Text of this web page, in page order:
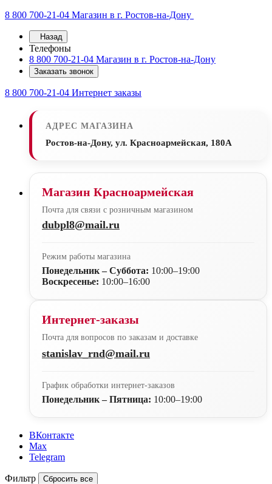
8 800 700-21-04 Магазин в г. Ростов-на-Дону
Назад
Телефоны
8 800 700-21-04 Магазин в г. Ростов-на-Дону
Заказать звонок
8 800 700-21-04 Интернет заказы
АДРЕС МАГАЗИНА
Ростов-на-Дону, ул. Красноармейская, 180А
Магазин Красноармейская
Почта для связи с розничным магазином
dubpl8@mail.ru
Режим работы магазина
Понедельник – Суббота: 10:00–19:00
Воскресенье: 10:00–16:00
Интернет-заказы
Почта для вопросов по заказам и доставке
stanislav_rnd@mail.ru
График обработки интернет-заказов
Понедельник – Пятница: 10:00–19:00
ВКонтакте
Max
Telegram
Фильтр Сбросить все